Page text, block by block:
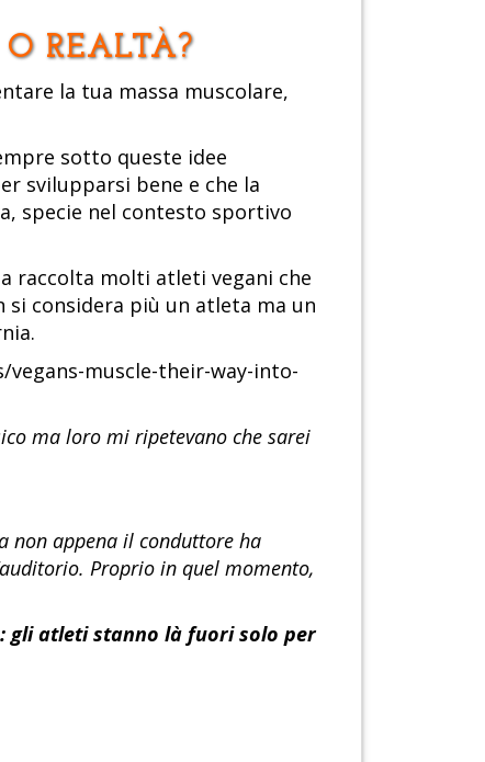
REALTÀ?
la tua massa muscolare,
sotto queste idee
svilupparsi bene e che la
specie nel contesto sportivo
raccolta molti atleti vegani che
considera più un atleta ma un
muscle-their-way-into-
ma loro mi ripetevano che sarei
non appena il conduttore ha
Proprio in quel momento,
gli atleti stanno là fuori solo per